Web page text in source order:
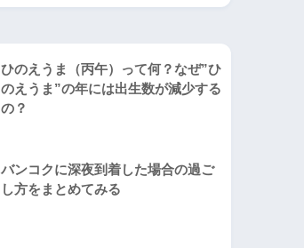
ひのえうま（丙午）って何？なぜ”ひ
のえうま”の年には出生数が減少する
の？
バンコクに深夜到着した場合の過ご
し方をまとめてみる